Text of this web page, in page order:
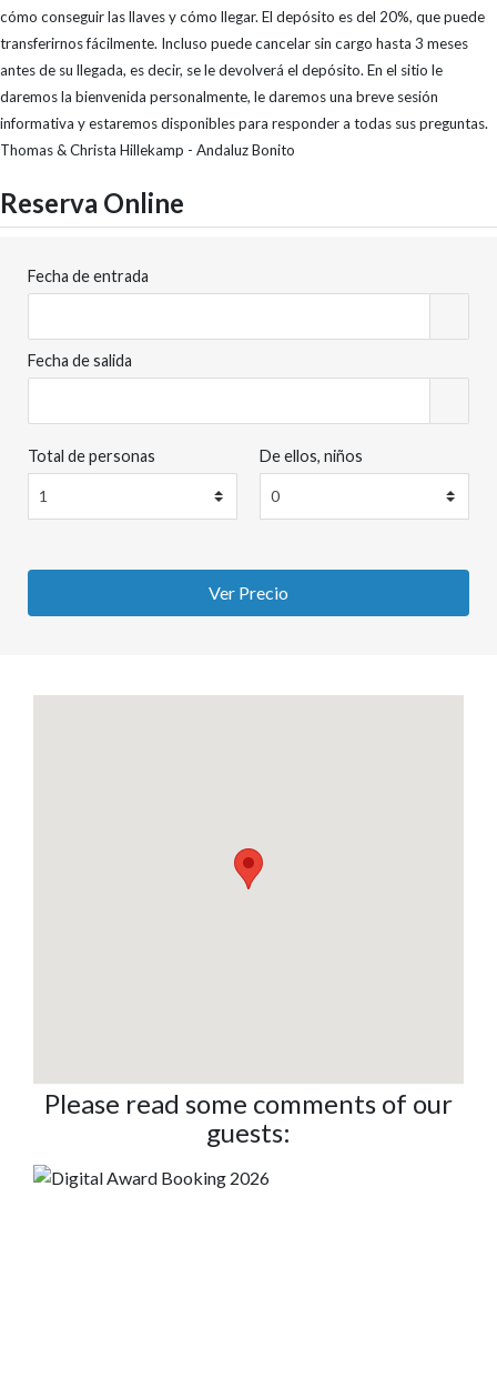
cómo conseguir las llaves y cómo llegar. El depósito es del 20%, que puede
transferirnos fácilmente. Incluso puede cancelar sin cargo hasta 3 meses
antes de su llegada, es decir, se le devolverá el depósito. En el sitio le
daremos la bienvenida personalmente, le daremos una breve sesión
informativa y estaremos disponibles para responder a todas sus preguntas.
Thomas & Christa Hillekamp - Andaluz Bonito
Reserva Online
Fecha de entrada
Fecha de salida
Total de personas De ellos, niños
Please read some comments of our
guests: